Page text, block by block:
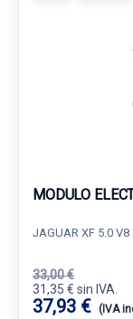
MODULO
JAGUAR XF 5.0 V8
33,00 €
31,35 € sin IVA.
37,93 € (IVA